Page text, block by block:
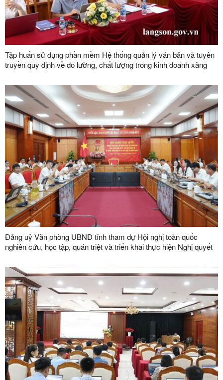
Tập huấn sử dụng phần mềm Hệ thống quản lý văn bản và tuyên
truyền quy định về đo lường, chất lượng trong kinh doanh xăng
Đảng uỷ Văn phòng UBND tỉnh tham dự Hội nghị toàn quốc
nghiên cứu, học tập, quán triệt và triển khai thực hiện Nghị quyết
nước ngoài